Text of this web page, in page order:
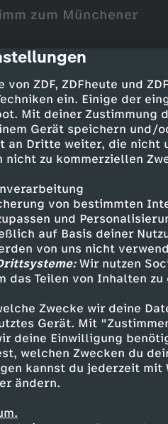
ZDF, ZDFheute und
ein. Einige der
Mit deiner Zustimmung
Gerät speichern und/
an Dritte weiter, die nicht
nicht zu kommerziellen
von bestimmten
und
auf Basis deiner
von uns nicht
Wir nutzen
das Teilen von Inhalten
Zwecke wir deine
Gerät. Mit
deine Einwilligung
welchen Zwecken du
kannst du jederzeit
ändern.
zum Münchener
entdecken
aufschlussreich